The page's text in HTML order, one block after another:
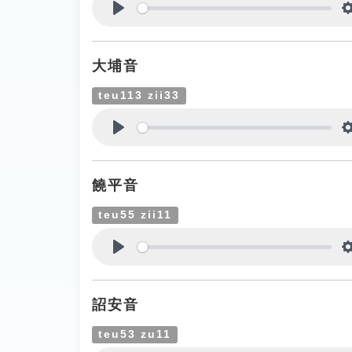
大埔音
teu113 zii33
饒平音
teu55 zii11
詔安音
teu53 zu11